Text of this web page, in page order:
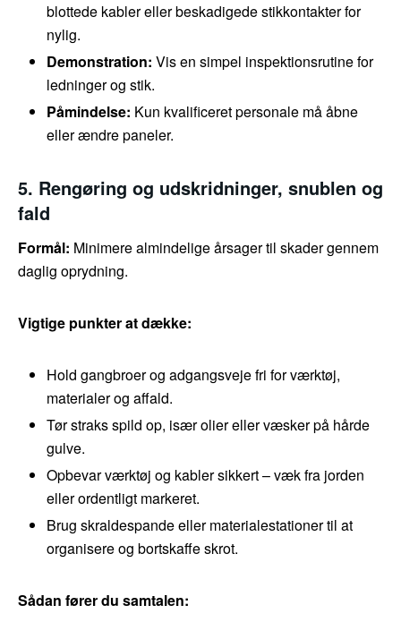
blottede kabler eller beskadigede stikkontakter for
nylig.
Demonstration: Vis en simpel inspektionsrutine for
ledninger og stik.
Påmindelse: Kun kvalificeret personale må åbne
eller ændre paneler.
5. Rengøring og udskridninger, snublen og
fald
Formål: Minimere almindelige årsager til skader gennem
daglig oprydning.
Vigtige punkter at dække:
Hold gangbroer og adgangsveje fri for værktøj,
materialer og affald.
Tør straks spild op, især olier eller væsker på hårde
gulve.
Opbevar værktøj og kabler sikkert – væk fra jorden
eller ordentligt markeret.
Brug skraldespande eller materialestationer til at
organisere og bortskaffe skrot.
Sådan fører du samtalen: